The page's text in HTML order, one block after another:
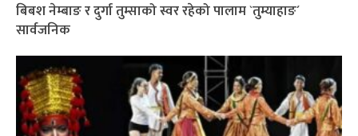
बिबश नेम्बाङ र दुर्गा तुम्साको स्वर रहेको पालाम `तुम्याहाङ´
सार्वजनिक